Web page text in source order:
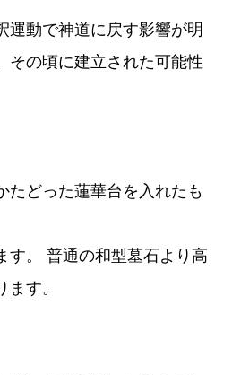
運動で神道に戻す影響が明
その頃に建立された可能性
たどった蓮華台を入れたも
す。 普通の和型墓石より高
す。